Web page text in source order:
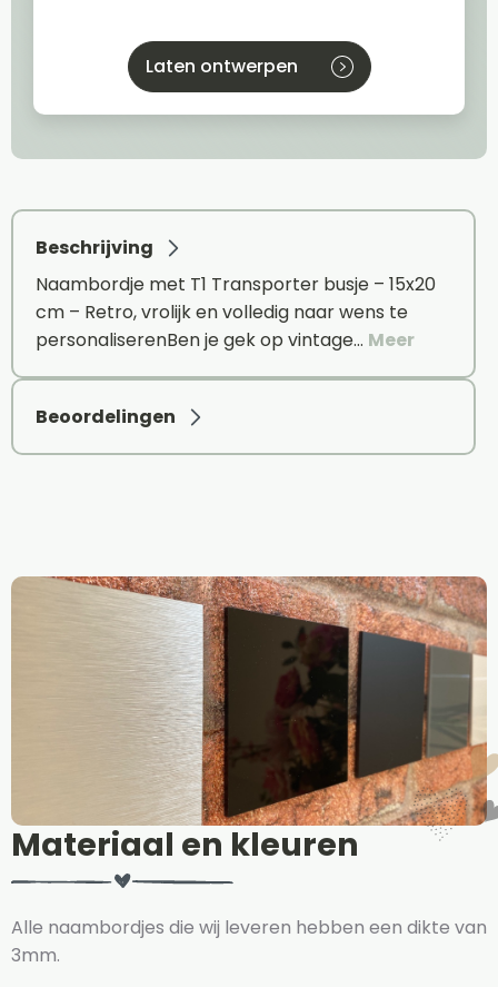
Laten ontwerpen
Beschrijving
Naambordje met T1 Transporter busje – 15x20
cm – Retro, vrolijk en volledig naar wens te
personaliserenBen je gek op vintage… Meer
Beoordelingen
Materiaal en kleuren
Alle naambordjes die wij leveren hebben een dikte van
3mm.